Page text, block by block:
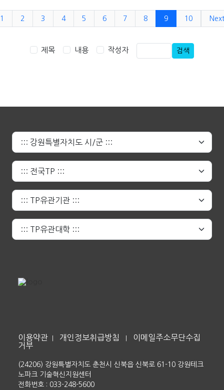
1 2 3 4 5 6 7 8 9 10 Next
제목 내용 작성자 검색
이용약관 개인정보취급방침
이메일주소무단수집
거부
(24206) 강원특별자치도 춘천시 신북읍 신북로 61-10 강원테크
노파크 기술혁신지원센터
전화번호 : 033-248-5600